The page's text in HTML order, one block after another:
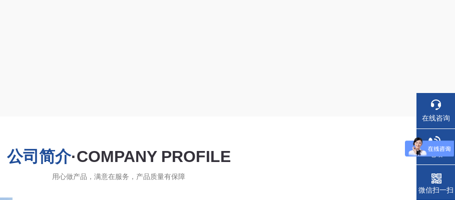
公司简介·COMPANY PROFILE
用心做产品，满意在服务，产品质量有保障
在线咨询
电话
微信扫一扫